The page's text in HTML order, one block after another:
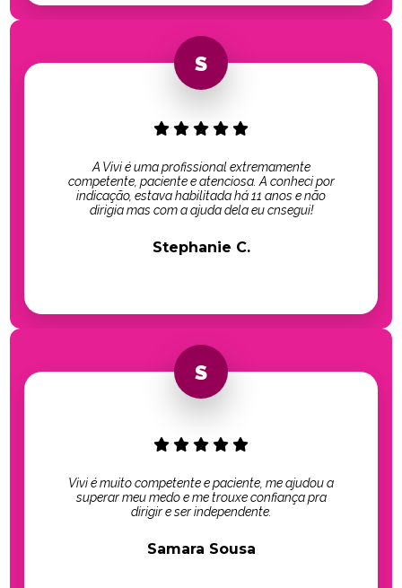
A Vivi é uma profissional extremamente
competente, paciente e atenciosa. A conheci por
indicação, estava habilitada há 11 anos e não
dirigia mas com a ajuda dela eu cnsegui!
Stephanie C.
Vivi é muito competente e paciente, me ajudou a
superar meu medo e me trouxe confiança pra
dirigir e ser independente.
Samara Sousa